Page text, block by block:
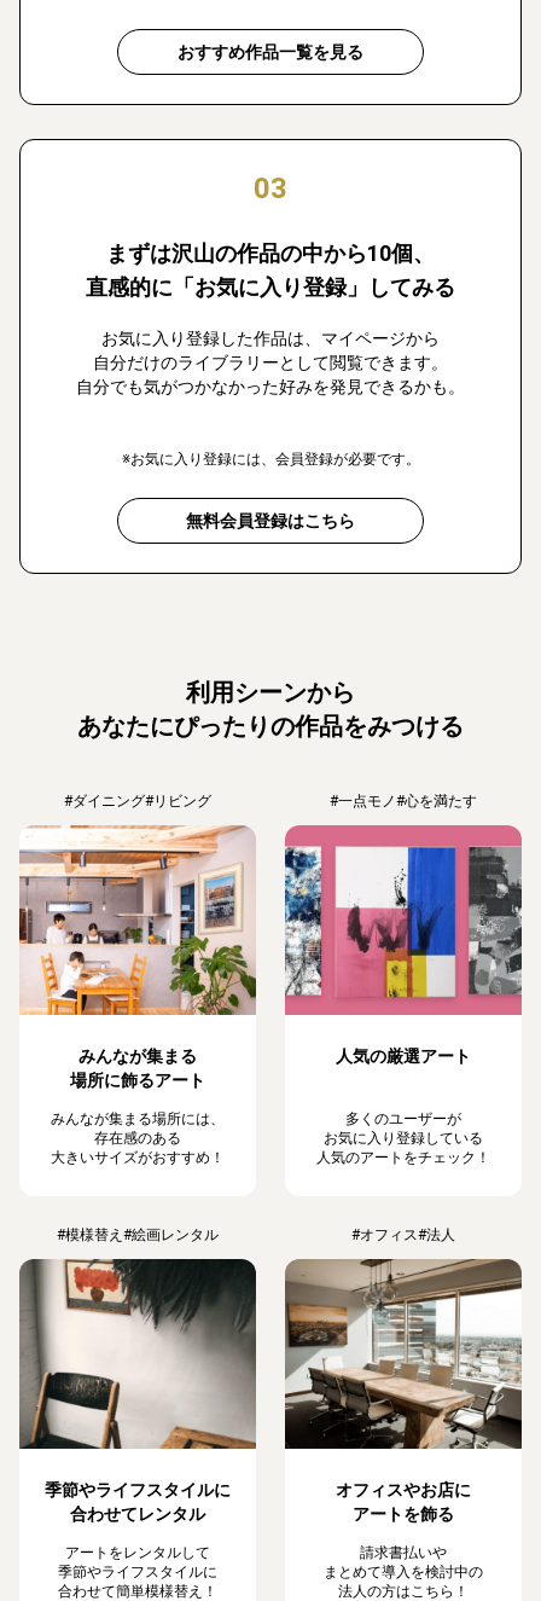
おすすめ作品一覧を見る
03
まずは沢山の作品の中から10個、
直感的に「お気に入り登録」してみる
お気に入り登録した作品は、マイページから
自分だけのライブラリーとして閲覧できます。
自分でも気がつかなかった好みを発見できるかも。
※お気に入り登録には、会員登録が必要です。
無料会員登録はこちら
利用シーンから
あなたにぴったりの作品をみつける
#ダイニング#リビング
みんなが集まる
場所に飾るアート
みんなが集まる場所には、
存在感のある
大きいサイズがおすすめ！
#一点モノ#心を満たす
人気の厳選アート
多くのユーザーが
お気に入り登録している
人気のアートをチェック！
#模様替え #絵画レンタル
季節やライフスタイルに
合わせてレンタル
アートをレンタルして
季節やライフスタイルに
合わせて簡単模様替え！
#オフィス#法人
オフィスやお店に
アートを飾る
請求書払いや
まとめて導入を検討中の
法人の方はこちら！